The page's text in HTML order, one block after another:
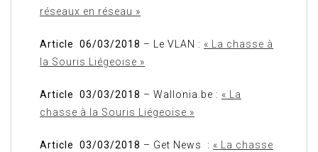
réseaux en réseau »
Article 06/03/2018 – Le VLAN : « La chasse à
la Souris Liégeoise »
Article 03/03/2018 – Wallonia.be : « La
chasse à la Souris Liégeoise »
Article 03/03/2018 – Get News : « La chasse